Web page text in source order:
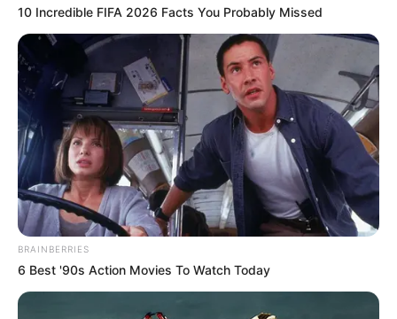
10 Incredible FIFA 2026 Facts You Probably Missed
BRAINBERRIES
6 Best '90s Action Movies To Watch Today